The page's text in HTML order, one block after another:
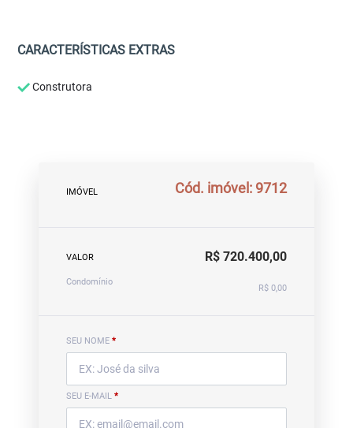
CARACTERÍSTICAS EXTRAS
Construtora
IMÓVEL Cód. imóvel: 9712
VALOR R$ 720.400,00
Condomínio
R$ 0,00
SEU NOME *
SEU E-MAIL *